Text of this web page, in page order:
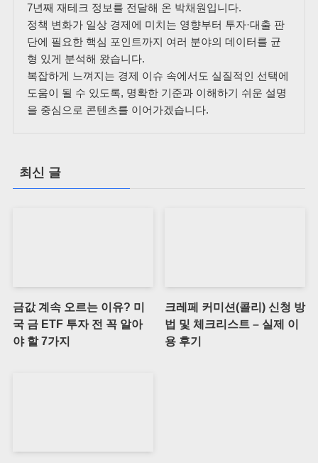
7년째 재테크 정보를 전달해 온 박채원입니다.
정책 변화가 일상 경제에 미치는 영향부터 투자·대출 판
단에 필요한 핵심 포인트까지 여러 분야의 데이터를 균
형 있게 분석해 왔습니다.
복잡하게 느껴지는 경제 이슈 속에서도 실질적인 선택에
도움이 될 수 있도록, 명확한 기준과 이해하기 쉬운 설명
을 중심으로 콘텐츠를 이어가겠습니다.
최신 글
금값 계속 오르는 이유? 미
국 금 ETF 투자 전 꼭 알아
야 할 7가지
크레페 커미션(콜리) 신청 방
법 및 체크리스트 – 실제 이
용 후기